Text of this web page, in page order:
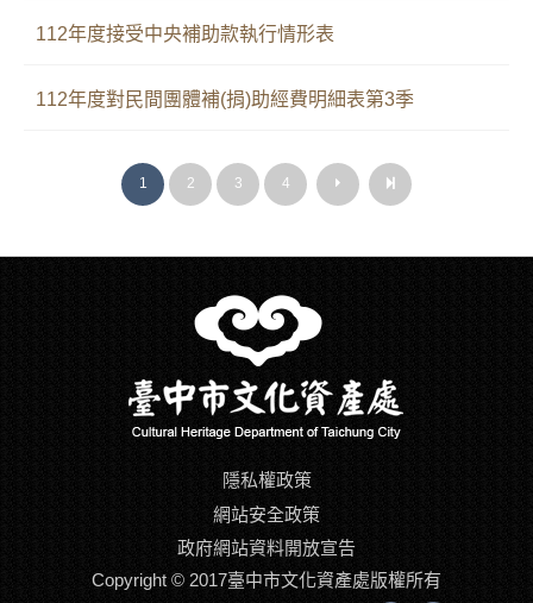
112年度接受中央補助款執行情形表
112年度對民間團體補(捐)助經費明細表第3季
1 2 3 4
下
一
下
一
頁
最
後
最
後
一
隱私權政策
網站安全政策
政府網站資料開放宣告
Copyright © 2017臺中市文化資產處版權所有